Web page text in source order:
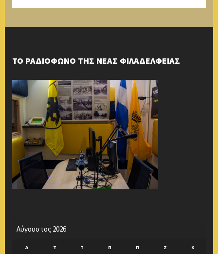
ΤΟ ΡΑΔΙΟΦΩΝΟ ΤΗΣ ΝΕΑΣ ΦΙΛΑΔΕΛΦΕΙΑΣ
Αύγουστος 2026
Δ Τ Τ Π Π Σ Κ